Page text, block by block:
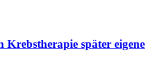
später eigene